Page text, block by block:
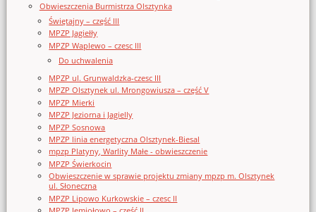
Obwieszczenia Burmistrza Olsztynka
Świętajny – część III
MPZP Jagiełły
MPZP Waplewo – czesc III
Do uchwalenia
MPZP ul. Grunwaldzka-czesc III
MPZP Olsztynek ul. Mrongowiusza – część V
MPZP Mierki
MPZP Jeziorna i Jagielly
MPZP Sosnowa
MPZP linia energetyczna Olsztynek-Biesal
mpzp Platyny, Warlity Małe - obwieszczenie
MPZP Świerkocin
Obwieszczenie w sprawie projektu zmiany mpzp m. Olsztynek
ul. Słoneczna
MPZP Lipowo Kurkowskie – czesc II